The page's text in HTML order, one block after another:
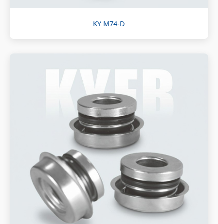
KY M74-D